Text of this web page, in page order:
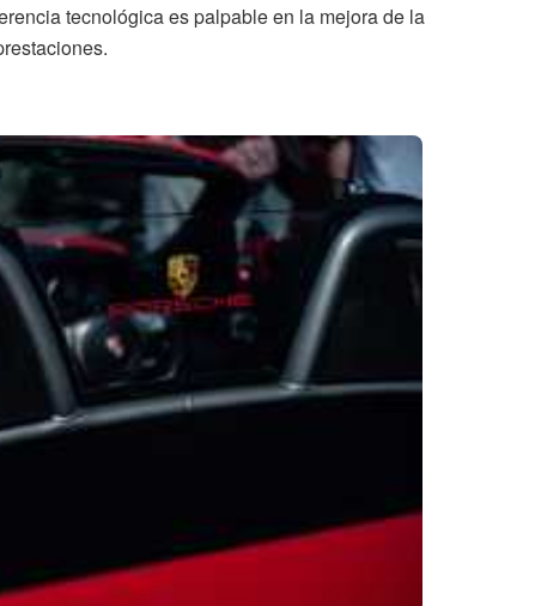
tecnológica es palpable en la mejora de la